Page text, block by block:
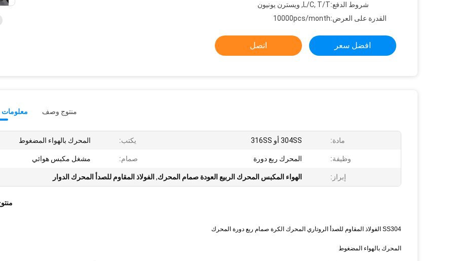
شروط الدفع:L/C, T/T, ويسترن يونيون
القدرة على العرض:10000pcs/month
افضل سعر اتصل
معلومات منتوج وصف
مادة: 304SS أو 316SS يكتب: المحرك بالهواء المضغوط
وظيفة: المحرك ربع دورة صمام: مشغل مكبس هوائي
إبراز: الهواء المكبس المحرك الربيع العودة صمام المحرك, الفولاذ المقاوم للصدأ المحرك الدوار
SS304 الفولاذ المقاوم للصدأ الروتاري المحرك الكرة صمام ربع دورة المحرك
المحرك بالهواء المضغوط